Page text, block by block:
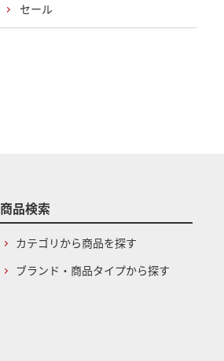
セール
商品検索
カテゴリから商品を探す
ブランド・商品タイプから探す